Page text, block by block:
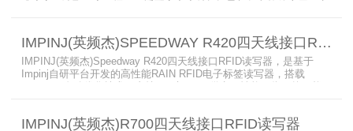
范围广，耐高低温、防尘防潮，有效降低部署与运维总成本。
IMPINJ(英频杰)SPEEDWAY R420四天线接口RFID读写器
IMPINJ(英频杰)Speedway R420四天线接口RFID读写器，是基于
Impinj自研平台开发的高性能RAIN RFID电子标签读写器，搭载
IMPINJ(英频杰)R700四天线接口RFID读写器